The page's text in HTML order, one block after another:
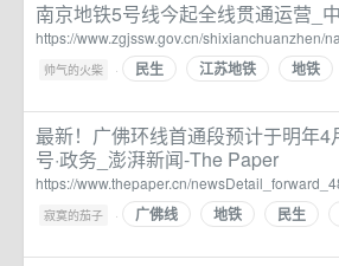
南京地铁5号线今起全线贯通运营_
https://www.zgjssw.gov.cn/
帅气的火柴 · 民生 江苏地铁 地铁
最新！广佛环线首通段预计于明年
号·政务_澎湃新闻-The Paper
https://www.thepaper.cn/
寂寞的茄子 · 广佛线 地铁 民生